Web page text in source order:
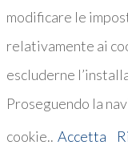
modificare le
relativamente ai
escluderne
Proseguendo la
cookie.. Accetta